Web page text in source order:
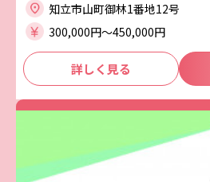
知立市山町御林1番地12号
300,000円〜450,000円
詳しく見る